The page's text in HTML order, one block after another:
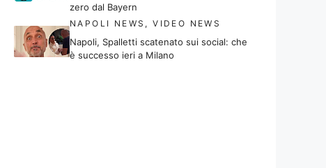
zero dal Bayern
NAPOLI NEWS ,VIDEO NEWS
Napoli, Spalletti scatenato sui social: che
è successo ieri a Milano